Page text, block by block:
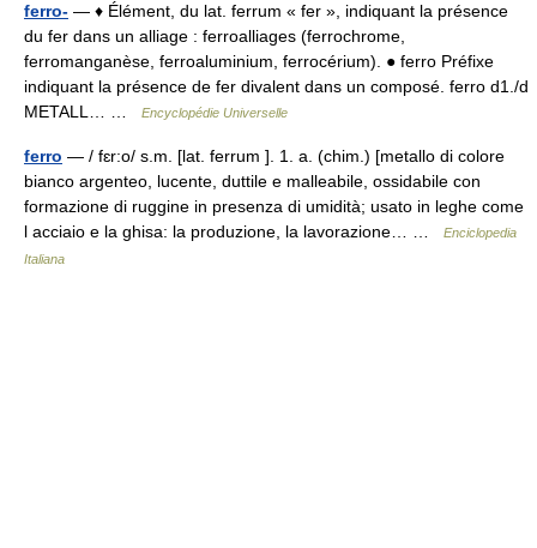
ferro- — ♦ Élément, du lat. ferrum « fer », indiquant la présence
du fer dans un alliage : ferroalliages (ferrochrome,
ferromanganèse, ferroaluminium, ferrocérium). ● ferro Préfixe
indiquant la présence de fer divalent dans un composé. ferro d1./d
METALL… …
Encyclopédie Universelle
ferro — / fɛr:o/ s.m. [lat. ferrum ]. 1. a. (chim.) [metallo di colore
bianco argenteo, lucente, duttile e malleabile, ossidabile con
formazione di ruggine in presenza di umidità; usato in leghe come
l acciaio e la ghisa: la produzione, la lavorazione… …
Enciclopedia
Italiana